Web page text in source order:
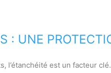
: UNE
l’étanchéité est un facteur clé.